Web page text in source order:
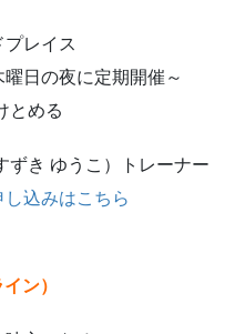
レイス
日の夜に定期開催～
める
き ゆうこ）トレーナー
し込みはこちら
ン）